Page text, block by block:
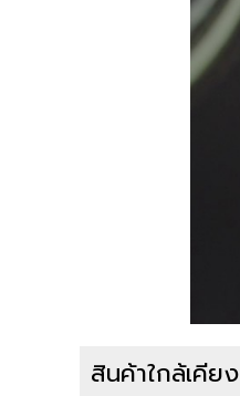
สินค้าใกล้เคียง